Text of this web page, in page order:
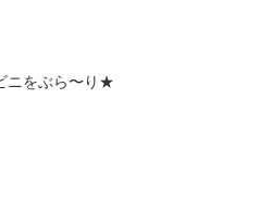
ニをぶら〜り★